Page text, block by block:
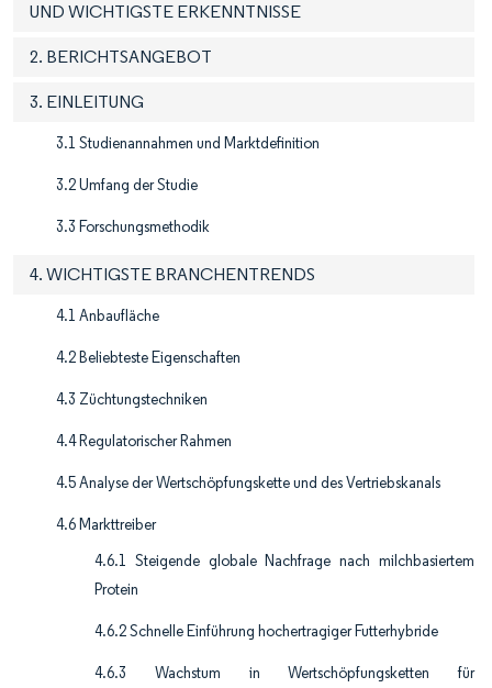
UND WICHTIGSTE ERKENNTNISSE
2. BERICHTSANGEBOT
3. EINLEITUNG
3.1 Studienannahmen und Marktdefinition
3.2 Umfang der Studie
3.3 Forschungsmethodik
4. WICHTIGSTE BRANCHENTRENDS
4.1 Anbaufläche
4.2 Beliebteste Eigenschaften
4.3 Züchtungstechniken
4.4 Regulatorischer Rahmen
4.5 Analyse der Wertschöpfungskette und des Vertriebskanals
4.6 Markttreiber
4.6.1 Steigende globale Nachfrage nach milchbasiertem
Protein
4.6.2 Schnelle Einführung hochertragiger Futterhybride
4.6.3 Wachstum in Wertschöpfungsketten für